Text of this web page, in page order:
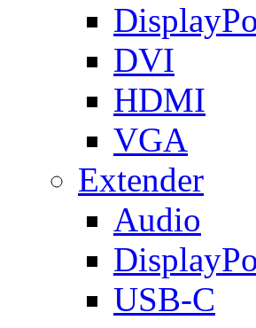
DVI
HDMI
VGA
Extender
Audio
USB-C